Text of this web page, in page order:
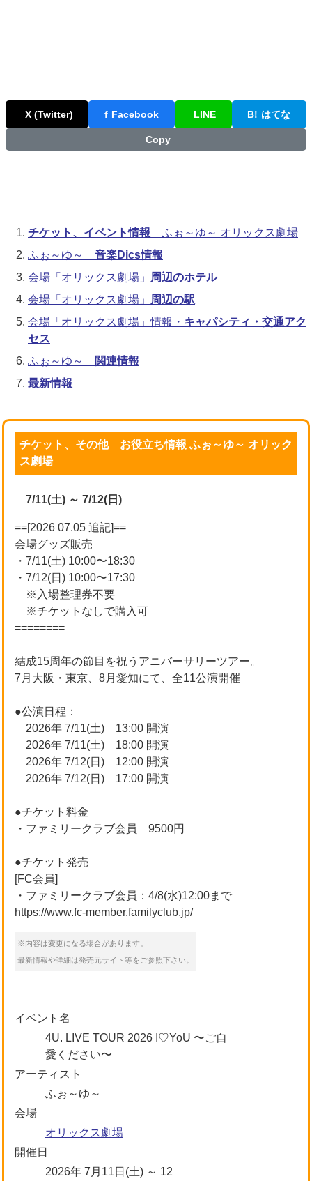
X (Twitter) f Facebook LINE B! はてな
Copy
チケット、イベント情報 ふぉ～ゆ～ オリックス劇場
ふぉ～ゆ～ 音楽Dics情報
会場「オリックス劇場」
周辺のホテル
会場「オリックス劇場」
周辺の駅
会場「オリックス劇場」情報・ キャパシティ・交通アク
セス
ふぉ～ゆ～
関連情報
最新情報
チケット、その他 お役立ち情報 ふぉ～ゆ～ オリック
ス劇場
7/11(土) ～ 7/12(日)
==[2026 07.05 追記]==
会場グッズ販売
・7/11(土) 10:00〜18:30
・7/12(日) 10:00〜17:30
※入場整理券不要
※チケットなしで購入可
========
結成15周年の節目を祝うアニバーサリーツアー。
7月大阪・東京、8月愛知にて、全11公演開催
●公演日程：
2026年 7/11(土) 13:00 開演
2026年 7/11(土) 18:00 開演
2026年 7/12(日) 12:00 開演
2026年 7/12(日) 17:00 開演
●チケット料金
・ファミリークラブ会員 9500円
●チケット発売
[FC会員]
・ファミリークラブ会員：4/8(水)12:00まで
https://www.fc-member.familyclub.jp/
※内容は変更になる場合があります。
最新情報や詳細は発売元サイト等をご参照下さい。
イベント名
4U. LIVE TOUR 2026 I♡YoU 〜ご自
愛ください〜
アーティスト
ふぉ～ゆ～
会場
オリックス劇場
開催日
2026年 7月11日(土) ～ 12